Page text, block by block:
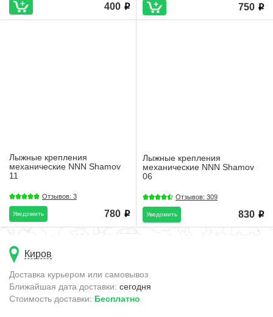
400 i 750 i
Лыжные крепления
механические NNN Shamov
11
Отзывов: 3
Уведомить 780 i
Лыжные крепления
механические NNN Shamov
06
Отзывов: 309
Уведомить 830 i
Киров
Доставка курьером или самовывоз
Ближайшая дата доставки: сегодня
Стоимость доставки: Бесплатно